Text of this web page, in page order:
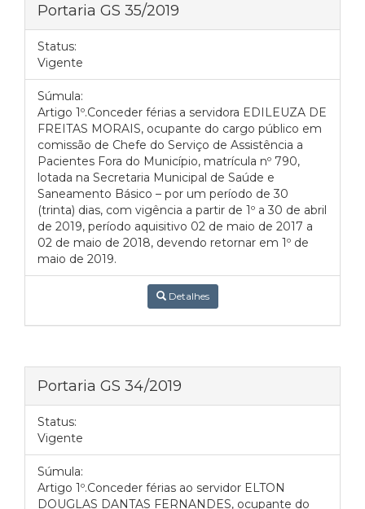
Portaria GS 35/2019
Status:
Vigente
Súmula:
Artigo 1º.Conceder férias a servidora EDILEUZA DE
FREITAS MORAIS, ocupante do cargo público em
comissão de Chefe do Serviço de Assistência a
Pacientes Fora do Município, matrícula nº 790,
lotada na Secretaria Municipal de Saúde e
Saneamento Básico – por um período de 30
(trinta) dias, com vigência a partir de 1º a 30 de abril
de 2019, período aquisitivo 02 de maio de 2017 a
02 de maio de 2018, devendo retornar em 1º de
maio de 2019.
Detalhes
Portaria GS 34/2019
Status:
Vigente
Súmula:
Artigo 1º.Conceder férias ao servidor ELTON
DOUGLAS DANTAS FERNANDES, ocupante do